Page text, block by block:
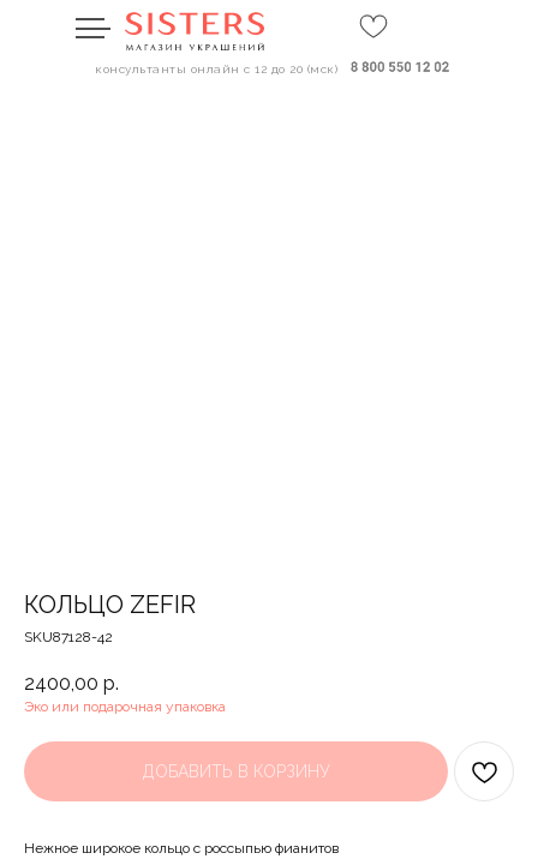
консультанты онлайн с 12 до 20 (мск)
КОЛЬЦО ZEFIR
SKU87128-42
2400,00 р.
Эко или подарочная упаковка
ДОБАВИТЬ В КОРЗИНУ
Нежное широкое кольцо c россыпью фианитов